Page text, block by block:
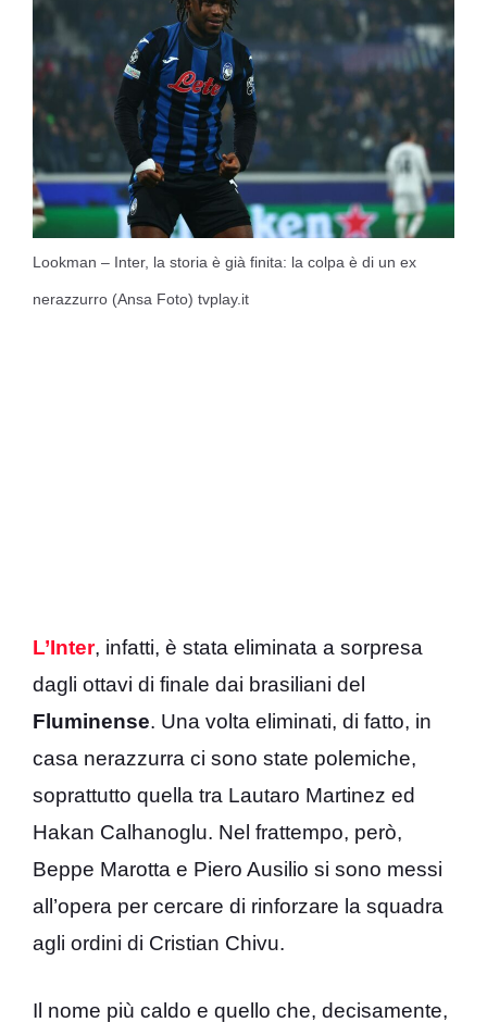
Lookman – Inter, la storia è già finita: la colpa è di un ex
nerazzurro (Ansa Foto) tvplay.it
L’Inter, infatti, è stata eliminata a sorpresa
dagli ottavi di finale dai brasiliani del
Fluminense. Una volta eliminati, di fatto, in
casa nerazzurra ci sono state polemiche,
soprattutto quella tra Lautaro Martinez ed
Hakan Calhanoglu. Nel frattempo, però,
Beppe Marotta e Piero Ausilio si sono messi
all’opera per cercare di rinforzare la squadra
agli ordini di Cristian Chivu.
Il nome più caldo e quello che, decisamente,